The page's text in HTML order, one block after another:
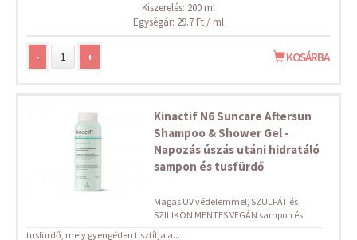
Kiszerelés: 200 ml
Egységár: 29.7 Ft / ml
- + KOSÁRBA
Kinactif N6 Suncare Aftersun
Shampoo & Shower Gel -
Napozás úszás utáni hidratáló
sampon és tusfürdő
Magas UV védelemmel, SZULFÁT és
SZILIKON MENTES VEGÁN sampon és
tusfürdő, mely gyengéden tisztítja a...